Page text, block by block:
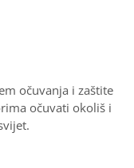
očuvanja i zaštite
očuvati okoliš i